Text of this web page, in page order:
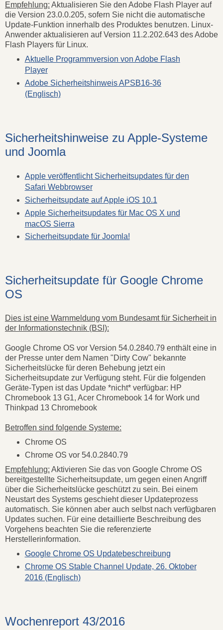
Empfehlung: Aktualisieren Sie den Adobe Flash Player auf
die Version 23.0.0.205, sofern Sie nicht die automatische
Update-Funktion innerhalb des Produktes benutzen. Linux-
Anwender aktualisieren auf Version 11.2.202.643 des Adobe
Flash Players für Linux.
Aktuelle Programmversion von Adobe Flash
Player
Adobe Sicherheitshinweis APSB16-36
(Englisch)
Sicherheitshinweise zu Apple-Systeme
und Joomla
Apple veröffentlicht Sicherheitsupdates für den
Safari Webbrowser
Sicherheitsupdate auf Apple iOS 10.1
Apple Sicherheitsupdates für Mac OS X und
macOS Sierra
Sicherheitsupdate für Joomla!
Sicherheitsupdate für Google Chrome
OS
Dies ist eine Warnmeldung vom Bundesamt für Sicherheit in
der Informationstechnik (BSI):
Google Chrome OS vor Version 54.0.2840.79 enthält eine in
der Presse unter dem Namen "Dirty Cow" bekannte
Sicherheitslücke für deren Behebung jetzt ein
Sicherheitsupdate zur Verfügung steht. Für die folgenden
Geräte-Typen ist das Update *nicht* verfügbar: HP
Chromebook 13 G1, Acer Chromebook 14 for Work und
Thinkpad 13 Chromebook
Betroffen sind folgende Systeme:
Chrome OS
Chrome OS vor 54.0.2840.79
Empfehlung: Aktivieren Sie das von Google Chrome OS
bereitgestellte Sicherheitsupdate, um gegen einen Angriff
über die Sicherheitslücke geschützt zu sein. Bei einem
Neustart des Systems geschieht dieser Updateprozess
automatisch. Sie können aber auch selbst nach verfügbaren
Updates suchen. Für eine detaillierte Beschreibung des
Vorgehens beachten Sie die referenzierte
Herstellerinformation.
Google Chrome OS Updatebeschreibung
Chrome OS Stable Channel Update, 26. Oktober
2016 (Englisch)
Wochenreport 43/2016